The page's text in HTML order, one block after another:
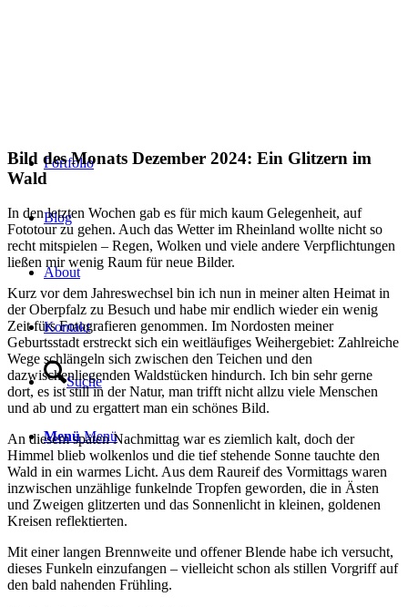
Portfolio
Blog
About
Kontakt
Suche
Menü Menü
Bild des Monats Dezember 2024: Ein Glitzern im
Wald
In den letzten Wochen gab es für mich kaum Gelegenheit, auf
Fototour zu gehen. Auch das Wetter im Rheinland wollte nicht so
recht mitspielen – Regen, Wolken und viele andere Verpflichtungen
ließen mir wenig Raum für neue Bilder.
Kurz vor dem Jahreswechsel bin ich nun in meiner alten Heimat in
der Oberpfalz zu Besuch und habe mir endlich wieder ein wenig
Zeit fürs Fotografieren genommen. Im Nordosten meiner
Geburtsstadt erstreckt sich ein weitläufiges Weihergebiet: Zahlreiche
Wege schlängeln sich zwischen den Teichen und den
dazwischenliegenden Waldstücken hindurch. Ich bin sehr gerne
dort, es ist still in der Natur, man trifft nicht allzu viele Menschen
und ab und zu ergattert man ein schönes Bild.
An diesem späten Nachmittag war es ziemlich kalt, doch der
Himmel blieb wolkenlos und die tief stehende Sonne tauchte den
Wald in ein warmes Licht. Aus dem Raureif des Vormittags waren
inzwischen unzählige funkelnde Tropfen geworden, die in Ästen
und Zweigen glitzerten und das Sonnenlicht in kleinen, goldenen
Kreisen reflektierten.
Mit einer langen Brennweite und offener Blende habe ich versucht,
dieses Funkeln einzufangen – vielleicht schon als stillen Vorgriff auf
den bald nahenden Frühling.